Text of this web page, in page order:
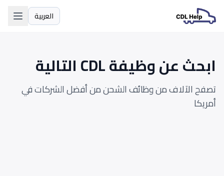
العربية
اللغة
ابحث عن وظيفة CDL التالية
تصفح الآلاف من وظائف الشحن من أفضل الشركات في
أمريكا